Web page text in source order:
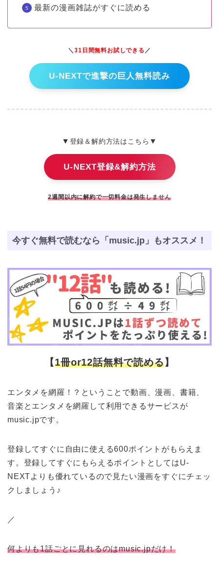
最新の漫画雑誌がすぐに読める
＼31日間無料お試しできる ／
U-NEXTで進撃の巨人無料読み
▼ 登録＆解約方法はこちら ▼
U-NEXT登録&解約方法
2週間以内に解約で一切料金は発生しません
今すぐ無料で読むなら「music.jp」もオススメ！
【1冊or12話無料で読める】
エンタメを網羅！？ということで動画、漫画、書籍、
音楽とエンタメを網羅して利用できるサービスが
music.jpです。
登録してすぐに自由に使える600ポイントがもらえま
す。登録してすぐにもらえるポイントとしてはU-
NEXTよりも優れているので見たい漫画をすぐにチェッ
クしましょう♪
／
何よりも1話ごとに見れるのはmusic.jpだけ！